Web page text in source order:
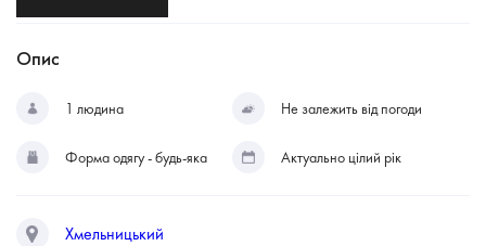
Опис
1 людина Не залежить від погоди
Форма одягу - будь-яка Актуально цілий рік
Хмельницький